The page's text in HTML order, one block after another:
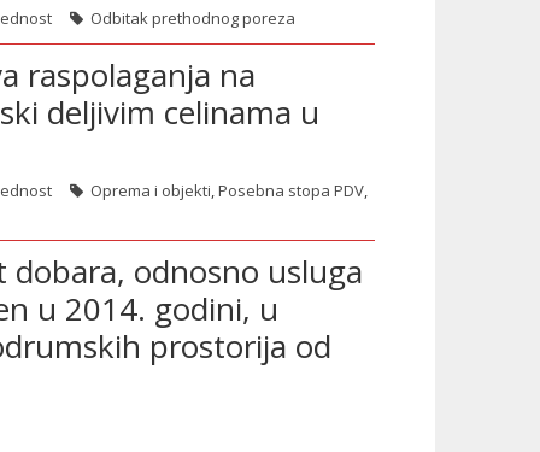
Odbitak prethodnog poreza
raspolaganja na
deljivim celinama u
Oprema i objekti,Posebna stopa PDV,
dobara, odnosno usluga
u 2014. godini, u
prostorija od